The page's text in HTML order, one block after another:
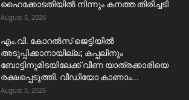
ഹൈക്കോടതിയിൽ നിന്നും കനത്ത തിരിച്ചടി
August 5, 2026
​എം.വി. കോറൽസ് ജെട്ടിയിൽ
അടുപ്പിക്കാനായില്ല; കപ്പലിനും
ബോട്ടിനുമിടയിലേക്ക് വീണ യാത്രക്കാരിയെ
രക്ഷപ്പെടുത്തി. വീഡിയോ കാണാം...
August 5, 2026